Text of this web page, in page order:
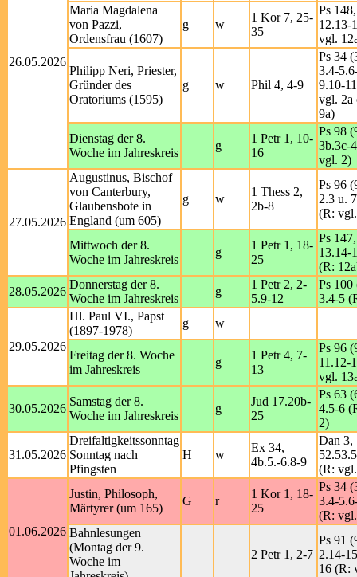
26.05.2026
Maria Magdalena
von Pazzi,
Ordensfrau (1607)
g w
1 Kor 7, 25-
35
Ps
12.13-
vgl.
Philipp Neri, Priester,
Gründer des
Oratoriums (1595)
g w Phil 4, 4-9
Ps 34
3.4-
9.10-
vgl. 2a
9a)
Dienstag der 8.
Woche im Jahreskreis
g
1 Petr 1, 10-
16
Ps 98
3b.3c-
vgl. 2)
27.05.2026
Augustinus, Bischof
von Canterbury,
Glaubensbote in
England (um 605)
g w
1 Thess 2,
2b-8
Ps 96
2.3 u.
(R:
Mittwoch der 8.
Woche im Jahreskreis
g
1 Petr 1, 18-
25
Ps
13.14-
(R:
28.05.2026
Donnerstag der 8.
Woche im Jahreskreis
g
1 Petr 2, 2-
5.9-12
Ps 100
3.4-5
29.05.2026
Hl. Paul VI., Papst
(1897-1978)
g w
Freitag der 8. Woche
im Jahreskreis
g
1 Petr 4, 7-
13
Ps 96
11.12-
vgl.
30.05.2026
Samstag der 8.
Woche im Jahreskreis
g
Jud 17.20b-
25
Ps 63
4.5-6
2)
31.05.2026
Dreifaltigkeitssonntag
Sonntag nach
Pfingsten
H w
Ex 34,
4b.5.-6.8-9
Dan 3,
(R:
01.06.2026
Justin, Philosoph,
Märtyrer (um 165)
G r
1 Kor 1, 18-
25
Ps 34
3.4-
(R:
Bahnlesungen
(Montag der 9.
Woche im
2 Petr 1, 2-7
Ps 91
2.14-
16 (R: